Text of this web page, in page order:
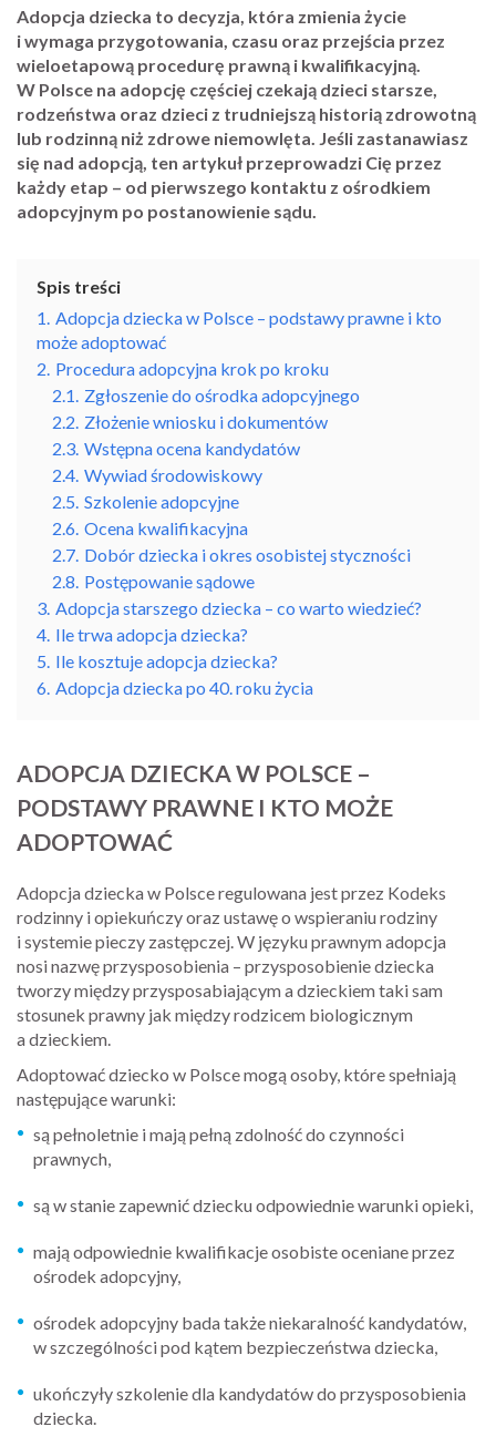
Adopcja dziecka to decyzja, która zmienia życie
i wymaga przygotowania, czasu oraz przejścia przez
wieloetapową procedurę prawną i kwalifikacyjną.
W Polsce na adopcję częściej czekają dzieci starsze,
rodzeństwa oraz dzieci z trudniejszą historią zdrowotną
lub rodzinną niż zdrowe niemowlęta. Jeśli zastanawiasz
się nad adopcją, ten artykuł przeprowadzi Cię przez
każdy etap – od pierwszego kontaktu z ośrodkiem
adopcyjnym po postanowienie sądu.
Spis treści
1. Adopcja dziecka w Polsce – podstawy prawne i kto
może adoptować
2. Procedura adopcyjna krok po kroku
2.1. Zgłoszenie do ośrodka adopcyjnego
2.2. Złożenie wniosku i dokumentów
2.3. Wstępna ocena kandydatów
2.4. Wywiad środowiskowy
2.5. Szkolenie adopcyjne
2.6. Ocena kwalifikacyjna
2.7. Dobór dziecka i okres osobistej styczności
2.8. Postępowanie sądowe
3. Adopcja starszego dziecka – co warto wiedzieć?
4. Ile trwa adopcja dziecka?
5. Ile kosztuje adopcja dziecka?
6. Adopcja dziecka po 40. roku życia
ADOPCJA DZIECKA W POLSCE –
PODSTAWY PRAWNE I KTO MOŻE
ADOPTOWAĆ
Adopcja dziecka w Polsce regulowana jest przez Kodeks
rodzinny i opiekuńczy oraz ustawę o wspieraniu rodziny
i systemie pieczy zastępczej. W języku prawnym adopcja
nosi nazwę przysposobienia – przysposobienie dziecka
tworzy między przysposabiającym a dzieckiem taki sam
stosunek prawny jak między rodzicem biologicznym
a dzieckiem.
Adoptować dziecko w Polsce mogą osoby, które spełniają
następujące warunki:
są pełnoletnie i mają pełną zdolność do czynności
prawnych,
są w stanie zapewnić dziecku odpowiednie warunki opieki,
mają odpowiednie kwalifikacje osobiste oceniane przez
ośrodek adopcyjny,
ośrodek adopcyjny bada także niekaralność kandydatów,
w szczególności pod kątem bezpieczeństwa dziecka,
ukończyły szkolenie dla kandydatów do przysposobienia
dziecka.